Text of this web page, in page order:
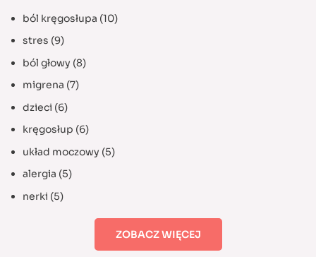
ból kręgosłupa (10)
stres (9)
ból głowy (8)
migrena (7)
dzieci (6)
kręgosłup (6)
układ moczowy (5)
alergia (5)
nerki (5)
ZOBACZ WIĘCEJ